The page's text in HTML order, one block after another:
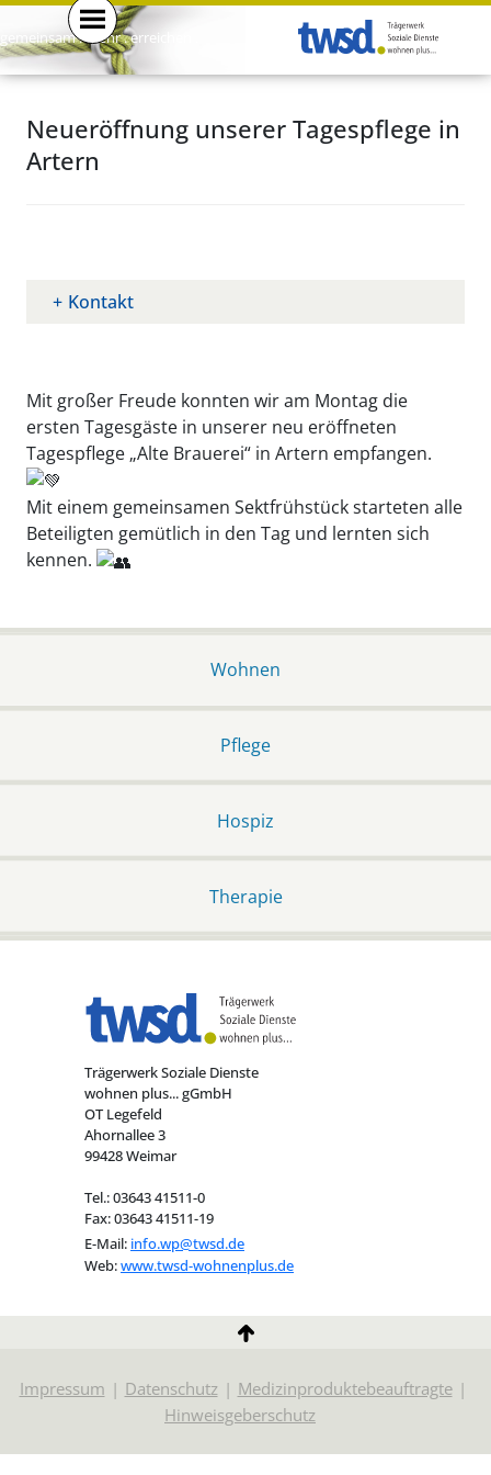
gemeinsam . mehr . erreichen .
Neueröffnung unserer Tagespflege in
Artern
Kontakt
Mit großer Freude konnten wir am Montag die
ersten Tagesgäste in unserer neu eröffneten
Tagespflege „Alte Brauerei“ in Artern empfangen.
Mit einem gemeinsamen Sektfrühstück starteten alle
Beteiligten gemütlich in den Tag und lernten sich
kennen.
Wohnen
Pflege
Hospiz
Therapie
Trägerwerk Soziale Dienste
wohnen plus... gGmbH
OT Legefeld
Ahornallee 3
99428 Weimar
Tel.: 03643 41511-0
Fax: 03643 41511-19
E-Mail: info.wp@twsd.de
Web:www.twsd-wohnenplus.de
Impressum Datenschutz
Medizinproduktebeauftragte
Hinweisgeberschutz